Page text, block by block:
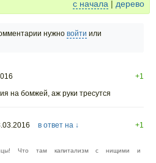
с начала | дерево
нужно войти или
+1
на бомжей, аж руки тресутся
в ответ на ↓
+1
Что там капитализм с нищими и